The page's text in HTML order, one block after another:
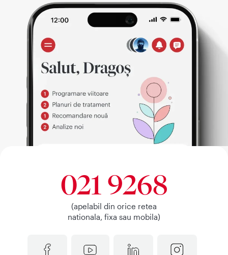
021 9268
(apelabil din orice retea
nationala, fixa sau mobila)